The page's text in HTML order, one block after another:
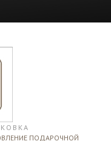
ПОДАРОЧНОЙ